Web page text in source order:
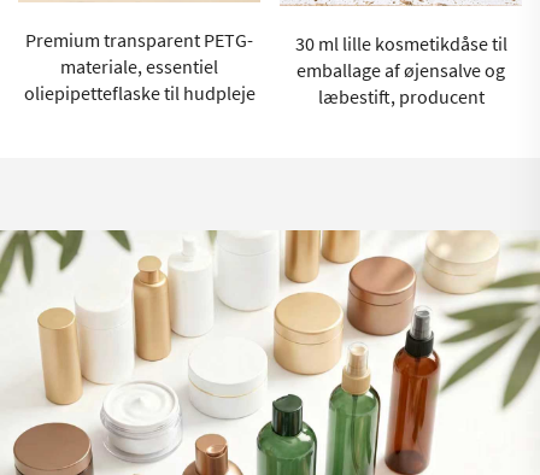
Premium transparent PETG-
materiale, essentiel
oliepipetteflaske til hudpleje
30 ml lille kosmetikdåse til
emballage af øjensalve og
læbestift, producent